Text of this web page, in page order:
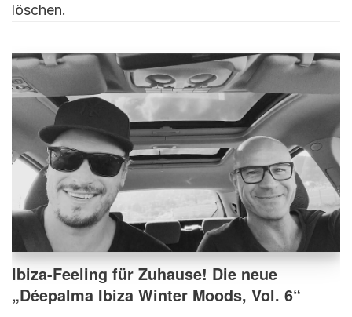
löschen.
Ibiza-Feeling für Zuhause! Die neue
„Déepalma Ibiza Winter Moods, Vol. 6“